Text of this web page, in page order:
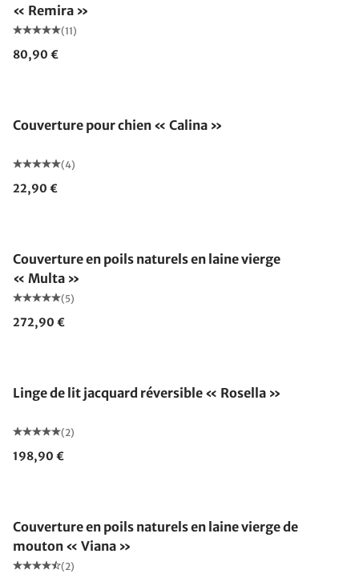
« Remira »
(11)
80,90 €
Couverture pour chien « Calina »
(4)
22,90 €
Couverture en poils naturels en laine vierge
« Multa »
(5)
272,90 €
Linge de lit jacquard réversible « Rosella »
(2)
198,90 €
Couverture en poils naturels en laine vierge de
mouton « Viana »
(2)